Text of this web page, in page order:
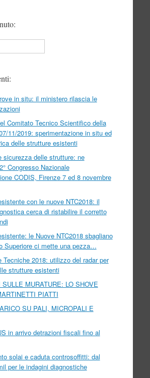
in situ: il ministero rilascia le
Comitato Tecnico Scientifico della
11/2019: sperimentazione in situ ed
delle strutture esistenti
sicurezza delle strutture: ne
Congresso Nazionale
CODIS, Firenze 7 ed 8 novembre
con le nuove NTC2018: il
cerca di ristabilire il corretto
le Nuove NTC2018 sbagliano
Superiore ci mette una pezza…
Tecniche 2018: utilizzo del radar per
strutture esistenti
MURATURE: LO SHOVE
PIATTI
SU PALI, MICROPALI E
in arrivo detrazioni fiscali fino al
solai e caduta controsoffitti: dal
per le indagini diagnostiche